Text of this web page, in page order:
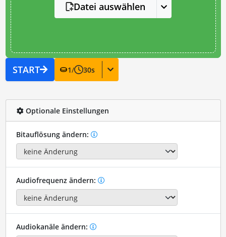
Datei auswählen
START 1/ 30s
Optionale Einstellungen
Bitauflösung ändern:
Audiofrequenz ändern:
Audiokanäle ändern: